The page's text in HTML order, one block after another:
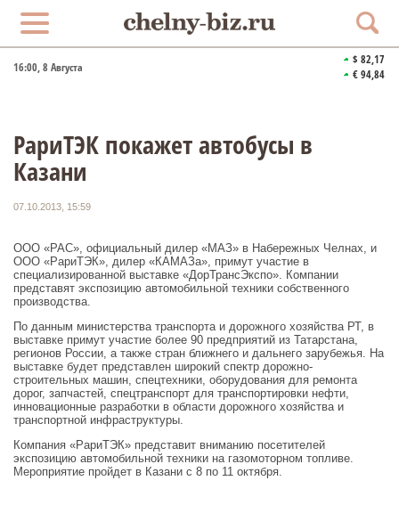
16:00, 8 Августа
$ 82,17
€ 94,84
РариТЭК покажет автобусы в
Казани
07.10.2013, 15:59
ООО «РАС», официальный дилер «МАЗ» в Набережных Челнах, и
ООО «РариТЭК», дилер «КАМАЗа», примут участие в
специализированной выставке «ДорТрансЭкспо». Компании
представят экспозицию автомобильной техники собственного
производства.
По данным министерства транспорта и дорожного хозяйства РТ, в
выставке примут участие более 90 предприятий из Татарстана,
регионов России, а также стран ближнего и дальнего зарубежья. На
выставке будет представлен широкий спектр дорожно-
строительных машин, спецтехники, оборудования для ремонта
дорог, запчастей, спецтранспорт для транспортировки нефти,
инновационные разработки в области дорожного хозяйства и
транспортной инфраструктуры.
Компания «РариТЭК» представит вниманию посетителей
экспозицию автомобильной техники на газомоторном топливе.
Мероприятие пройдет в Казани с 8 по 11 октября.